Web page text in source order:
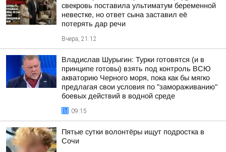
свекровь поставила ультиматум беременной
невестке, но ответ сына заставил её
потерять дар речи
Вчера, 21:12
Владислав Шурыгин: Турки готовятся (и в
принципе готовы) взять под контроль ВСЮ
акваторию Черного моря, пока как бы мягко
предлагая свои условия по "замораживанию"
боевых действий в водной среде
09:15
Пятые сутки волонтёры ищут подростка в
Сочи